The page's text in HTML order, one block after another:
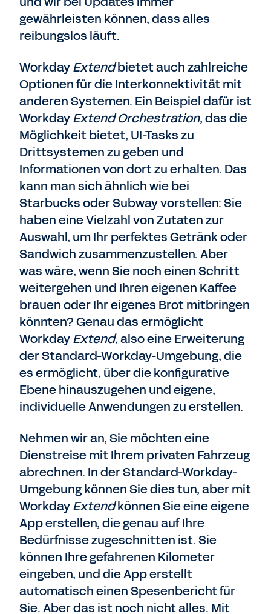
gewährleisten können, dass alles
reibungslos läuft.
WorkdayExtendbietet auch zahlreiche
Optionen für die Interkonnektivität mit
anderen Systemen. Ein Beispiel dafür ist
WorkdayExtend Orchestration, das die
Möglichkeit bietet, UI-Tasks zu
Drittsystemen zu geben und
Informationen von dort zu erhalten. Das
kann man sich ähnlich wie bei
Starbucks oder Subway vorstellen: Sie
haben eine Vielzahl von Zutaten zur
Auswahl, um Ihr perfektes Getränk oder
Sandwich zusammenzustellen. Aber
was wäre, wenn Sie noch einen Schritt
weitergehen und Ihren eigenen Kaffee
brauen oder Ihr eigenes Brot mitbringen
könnten? Genau das ermöglicht
WorkdayExtend, also eine Erweiterung
der Standard-Workday-Umgebung, die
es ermöglicht, über die konfigurative
Ebene hinauszugehen und eigene,
individuelle Anwendungen zu erstellen.
Nehmen wir an, Sie möchten eine
Dienstreise mit Ihrem privaten Fahrzeug
abrechnen. In der Standard-Workday-
Umgebung können Sie dies tun, aber mit
WorkdayExtendkönnen Sie eine eigene
App erstellen, die genau auf Ihre
Bedürfnisse zugeschnitten ist. Sie
können Ihre gefahrenen Kilometer
eingeben, und die App erstellt
automatisch einen Spesenbericht für
Sie. Aber das ist noch nicht alles. Mit